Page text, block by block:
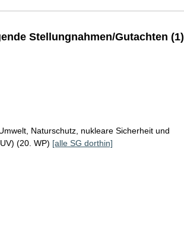
Stellungnahmen/Gutachten (1)
Naturschutz, nukleare Sicherheit und
(20. WP) [alle SG dorthin]